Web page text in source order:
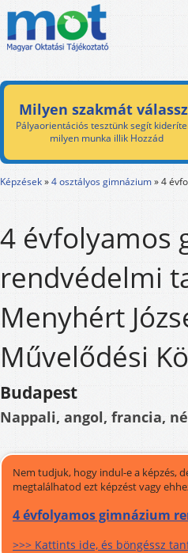
Milyen szakmát
Pályaorientációs tesztünk segít
milyen munka illik Hozzád
Képzések»4 osztályos gimnázium»4
4 évfolyamos
rendvédelmi
Menyhért
Művelődési
Budapest
Nappali, angol, francia,
Nem tudjuk, hogy indul-e a képzés,
megtalálhatod ezt képzést vagy
4 évfolyamos gimnázium
>>> Kattints ide, és böngéssz